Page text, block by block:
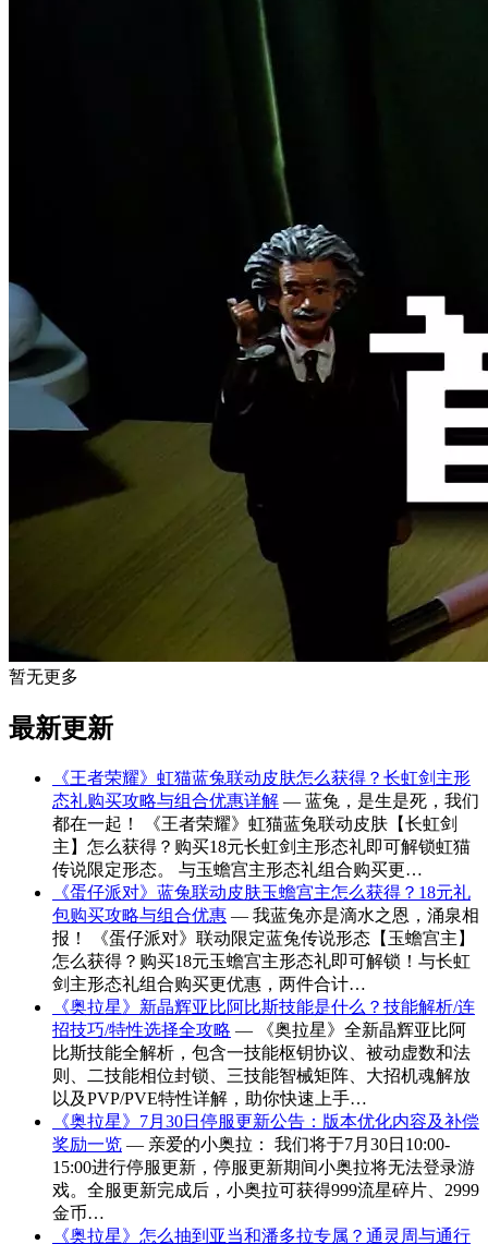
暂无更多
最新更新
《王者荣耀》虹猫蓝兔联动皮肤怎么获得？长虹剑主形
态礼购买攻略与组合优惠详解 — 蓝兔，是生是死，我们
都在一起！ 《王者荣耀》虹猫蓝兔联动皮肤【长虹剑
主】怎么获得？购买18元长虹剑主形态礼即可解锁虹猫
传说限定形态。 与玉蟾宫主形态礼组合购买更…
《蛋仔派对》蓝兔联动皮肤玉蟾宫主怎么获得？18元礼
包购买攻略与组合优惠 — 我蓝兔亦是滴水之恩，涌泉相
报！ 《蛋仔派对》联动限定蓝兔传说形态【玉蟾宫主】
怎么获得？购买18元玉蟾宫主形态礼即可解锁！与长虹
剑主形态礼组合购买更优惠，两件合计…
《奥拉星》新晶辉亚比阿比斯技能是什么？技能解析/连
招技巧/特性选择全攻略 — 《奥拉星》全新晶辉亚比阿
比斯技能全解析，包含一技能枢钥协议、被动虚数和法
则、二技能相位封锁、三技能智械矩阵、大招机魂解放
以及PVP/PVE特性详解，助你快速上手…
《奥拉星》7月30日停服更新公告：版本优化内容及补偿
奖励一览 — 亲爱的小奥拉： 我们将于7月30日10:00-
15:00进行停服更新，停服更新期间小奥拉将无法登录游
戏。全服更新完成后，小奥拉可获得999流星碎片、2999
金币…
《奥拉星》怎么抽到亚当和潘多拉专属？通灵周与通行